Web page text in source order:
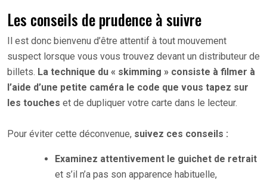
Les conseils de prudence à suivre
Il est donc bienvenu d’être attentif à tout mouvement
suspect lorsque vous vous trouvez devant un distributeur de
billets. La technique du « skimming » consiste à filmer à
l’aide d’une petite caméra le code que vous tapez sur
les touches et de dupliquer votre carte dans le lecteur.
Pour éviter cette déconvenue, suivez ces conseils :
Examinez attentivement le guichet de retrait
et s’il n’a pas son apparence habituelle,